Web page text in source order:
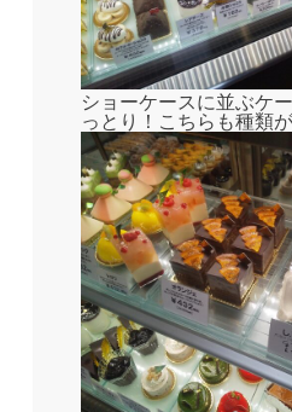
ショーケースに並ぶケ
っとり！こちらも種類が